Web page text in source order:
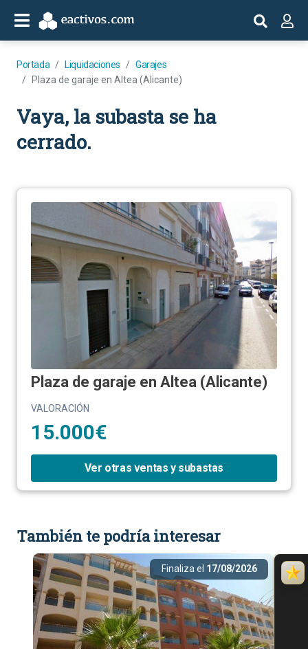
Portada Liquidaciones
Garajes
Plaza de garaje en Altea (Alicante)
Vaya, la subasta se ha
cerrado.
Plaza de garaje en Altea (Alicante)
VALORACIÓN
15.000€
Ver otras ventas y subastas
También te podría interesar
Finaliza el 17/08/2026